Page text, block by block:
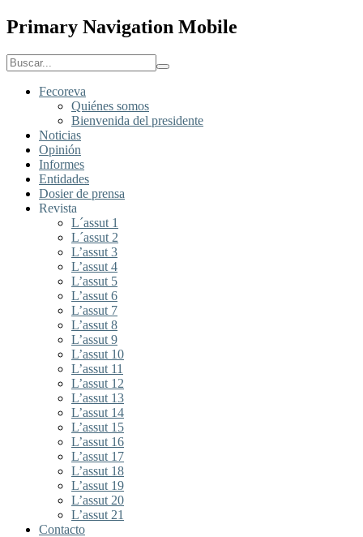
Primary Navigation Mobile
Fecoreva
Quiénes somos
Bienvenida del presidente
Noticias
Opinión
Informes
Entidades
Dosier de prensa
Revista
L´assut 1
L´assut 2
L’assut 3
L’assut 4
L’assut 5
L’assut 6
L’assut 7
L’assut 8
L’assut 9
L’assut 10
L’assut 11
L’assut 12
L’assut 13
L’assut 14
L’assut 15
L’assut 16
L’assut 17
L’assut 18
L’assut 19
L’assut 20
L’assut 21
Contacto